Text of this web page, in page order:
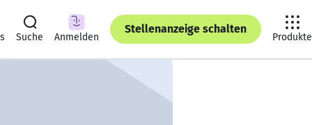
Suche Anmelden
Stellenanzeige schalten
Produkte